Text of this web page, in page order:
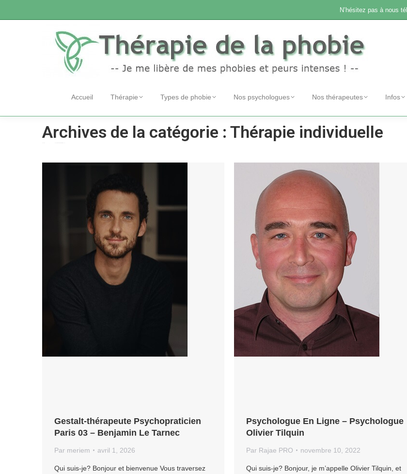
N’hésitez pas à nous
Accueil Thérapie Types de phobie Nos psychologues Nos thérapeutes Infos
Archives de la catégorie : Thérapie individuelle
Gestalt-thérapeute Psychopraticien
Paris 03 – Benjamin Le Tarnec
Par meriem avril 1, 2026
Qui suis-je? Bonjour et bienvenue Vous traversez
Psychologue En Ligne – Psychologue
Olivier Tilquin
Par Rajae PRO novembre 10, 2022
Qui suis-je? Bonjour, je m’appelle Olivier Tilquin, et